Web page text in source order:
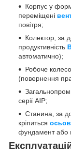
Корпус у
переміщені
повітря;
Колектор, за
продуктивність
автоматично);
Робоче
(повернення
серії АІР;
Станина, за
кріпиться
фундамент або